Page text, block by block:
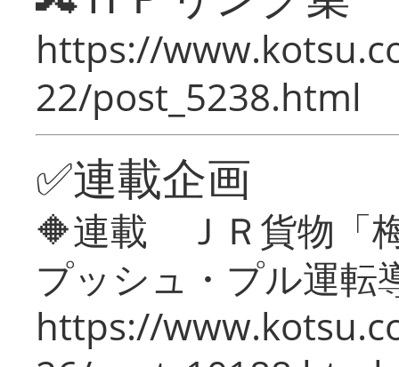
https://
22/post_5238.html
✅連載企画
🔶連載 ＪＲ貨物「
プッシュ・プル運転
https://